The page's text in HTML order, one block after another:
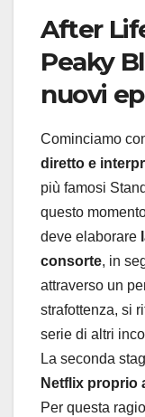
After
Peaky
nuovi
Cominciamo
diretto e
più famosi
questo
deve elaborare
consorte, in
attraverso un
strafottenza, si
serie di altri
La seconda
Netflix proprio
Per questa